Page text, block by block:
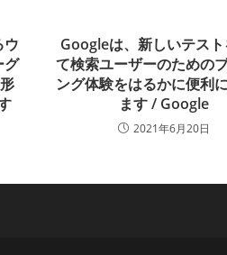
ウ
グ
Googleは、新しいテス
て検索ユーザーのための
ング体験をはるかに便利
ます / Google
2021年6月20日